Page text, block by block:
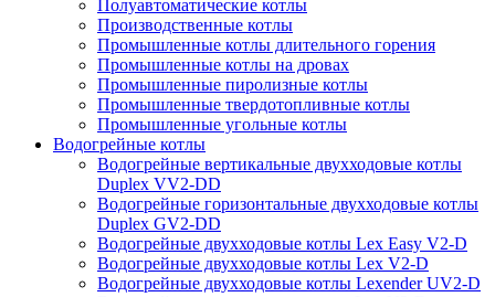
Полуавтоматические котлы
Производственные котлы
Промышленные котлы длительного горения
Промышленные котлы на дровах
Промышленные пиролизные котлы
Промышленные твердотопливные котлы
Промышленные угольные котлы
Водогрейные котлы
Водогрейные вертикальные двухходовые котлы
Duplex VV2-DD
Водогрейные горизонтальные двухходовые котлы
Duplex GV2-DD
Водогрейные двухходовые котлы Lex Easy V2-D
Водогрейные двухходовые котлы Lex V2-D
Водогрейные двухходовые котлы Lexender UV2-D